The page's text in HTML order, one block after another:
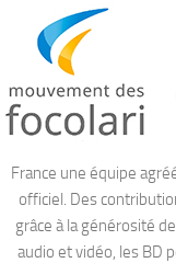
France une équipe
officiel. Des
grâce à la générosité
audio et vidéo, les BD